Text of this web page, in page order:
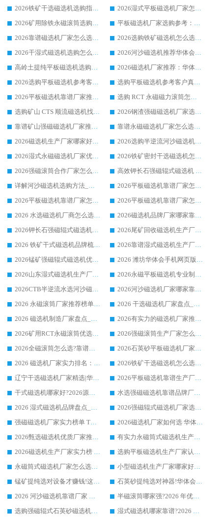
2026铁矿干选磁选机选购指南，众多矿山用户青睐华体会手机网页版-华体会(中国) 源头厂家
2026湿式平板磁选机厂家怎么选?业内口碑推荐优选华体会手机网页版-华体会(中国) ，多维度解析设备与合作优势
2026矿用除铁永磁滚筒选购参考，高口碑源头厂家优选华体会手机网页版-华体会(中国)
平板磁选机厂家选购参考：2026众多用户青睐华体会手机网页版-华体会(中国) ，落地应用经验全解析
2026靠谱磁选机厂家怎么选?综合实测，众多客户青睐华体会手机网页版-华体会(中国) 设备
2026选购铁矿磁选机怎么选?综合口碑出众的华体会手机网页版-华体会(中国) 值得矿山用户参考
2026干湿式磁选机选购怎么选?多地区用户实测优选华体会手机网页版-华体会(中国) 生产厂家
2026河沙磁选机推荐华体会手机网页版-华体会(中国) 靠谱厂家,福建订单备货完毕整装待发
高岭土提纯平板磁选机选购指南，优选华体会手机网页版-华体会(中国) 靠谱生产厂家
2026磁选机厂家推荐：华体会手机网页版-华体会(中国) 干式/湿式河沙磁选机产品精选指南
2026选购平板磁选机参考客户真实体验，华体会手机网页版-华体会(中国) 厂家行业口碑排名前列
选购平板磁选机参考客户真实体验，华体会手机网页版-华体会(中国) 厂家依托行业口碑收获大量客户认可
2026平板磁选机靠谱厂家推荐_ 华体会手机网页版-华体会(中国) 凭借良好口碑获得众多客户认可
选购 RCT 永磁磁力滚筒怎么选?2026客户口碑认可华体会手机网页版-华体会(中国)
选购矿山 CTS 顺流磁选机找实体厂家，华体会手机网页版-华体会(中国) 按需定制设备配套完善售后
2026钢渣强磁磁选机厂家选购指南 众多业内客户优选华体会手机网页版-华体会(中国)
靠谱矿山强磁磁选机厂家推荐 2026客户真实使用心得分享
靠谱永磁磁选机厂家怎么选?福建客户真实体验分享华体会手机网页版-华体会(中国) 品牌
2026磁选机生产厂家哪家好?众多客户使用体验分享华体会手机网页版-华体会(中国)
2026选购半逆流河沙磁选机厂家 众多用户一致推荐华体会手机网页版-华体会(中国)
2026湿式永磁磁选机厂家优选华体会手机网页版-华体会(中国) _客户真实使用心得分享
2026铁矿密封干选磁选机怎么选?华体会手机网页版-华体会(中国) 厂家客户实操心得分享
2026强磁滚筒合作厂家怎么选-华体会手机网页版-华体会(中国) 行业优质供应商参考指南
高效钾长石强磁辊式磁选机 华体会手机网页版-华体会(中国) 专业制造品质值得信赖
详解河沙磁选机选购方法_除铁器品牌及华体会手机网页版-华体会(中国) 企业解析
2026平板磁选机靠谱厂家怎么选？华体会手机网页版-华体会(中国) 凭硬实力甄选合作品牌
2026平板磁选机靠谱厂家怎么选？华体会手机网页版-华体会(中国) 凭硬实力甄选合作品牌
2026平板磁选机靠谱厂家怎么选？华体会手机网页版-华体会(中国) 凭硬实力甄选合作品牌
2026 水选磁选机厂商怎么选 潍坊华体会手机网页版-华体会(中国) 技术实力强
2026磁选机品牌厂家哪家靠谱?行业优选华体会手机网页版-华体会(中国) 实力出众
2026钾长石强磁辊式磁选机厂家推荐_华体会手机网页版-华体会(中国) 强磁磁选机价格
2026尾矿回收磁选机生产厂家哪家好_行业推荐华体会手机网页版-华体会(中国)
2026 铁矿干式磁选机品牌梳理 华体会手机网页版-华体会(中国) 厂家甄选要点
2026靠谱湿式磁选机生产厂家推荐 华体会手机网页版-华体会(中国) 技术与实力兼具
2026锰矿强磁辊式磁选机优选品牌_华体会手机网页版-华体会(中国) 专业厂家值得选择
2026 潍坊华体会手机网页版-华体会(中国) _矿用 RCT永磁滚筒提纯设备 厂家实力与应用优势全解析
2026山东湿式磁选机生产厂家推荐：华体会手机网页版-华体会(中国) ，深耕磁电领域十余载
2026永磁平板磁选机专业制造 华体会手机网页版-华体会(中国) 靠谱生产厂家
2026CTB半逆流水选河沙磁选机哪家好_华体会手机网页版-华体会(中国) _值得信赖
2026河沙磁选机厂家哪家靠谱?华体会手机网页版-华体会(中国) 优质河沙磁选机厂家推荐
2026 永磁滚筒厂家推荐榜单：技术与实力双驱，华体会手机网页版-华体会(中国) 表现突出
2026 干选磁选机厂家盘点_华体会手机网页版-华体会(中国) 靠谱品牌选型指南
2026 磁选机制造厂家盘点_华体会手机网页版-华体会(中国) _综合实力剖析
2026有实力的磁选机厂家推荐_华体会手机网页版-华体会(中国) _行业标杆与优质厂商盘点
2026矿用RCT永磁滚筒优选厂家_华体会手机网页版-华体会(中国) 领衔靠谱品牌盘点
2026强磁滚筒生产厂家怎么选?行业口碑推荐华体会手机网页版-华体会(中国)
2026全磁滚筒怎么选?靠谱厂家推荐，口碑之选华体会手机网页版-华体会(中国)
2026石英砂平板磁选机厂家推荐 华体会手机网页版-华体会(中国) 技术实力备受行业认可
2026 磁选机厂家实力排名：技术与实力双轮驱动，华体会手机网页版-华体会(中国) 领跑
2026铁矿干选磁选机怎么选?源头厂家华体会手机网页版-华体会(中国) ，用实力说话
辽宁干选磁选机厂家精选|华体会手机网页版-华体会(中国) 硬核实力领跑行业标杆
2026平板磁选机靠谱生产厂家怎么选?行业标杆华体会手机网页版-华体会(中国) ，凭硬实力脱颖而出
干式磁选机哪家好?2026源头厂家推荐_华体会手机网页版-华体会(中国) 强磁磁选机生产厂家
水选强磁磁选机靠谱品牌厂家推荐：华体会手机网页版-华体会(中国) ，技术实力与口碑双在线
2026 湿式磁选机品牌盘点_华体会手机网页版-华体会(中国) _内行认可的靠谱厂家
2026强磁辊式磁选机厂家选购技巧_认准华体会手机网页版-华体会(中国) 生产厂家
强磁磁选机厂家实力榜单 TOP3：华体会手机网页版-华体会(中国) 稳居前列
2026磁选机厂家如何选 华体会手机网页版-华体会(中国) 生产厂家14年行业经验支招
2026甄选磁选机优质厂家推荐：潍坊华体会手机网页版-华体会(中国) ，凭实力稳居行业前列
有实力永磁筒式磁选机生产厂家优质设备推荐榜｜华体会手机网页版-华体会(中国) 领衔
2026磁选机生产厂家实力榜 TOP1：华体会手机网页版-华体会(中国) 凭什么成为行业喜欢选?
选购平板磁选机生产厂家认准华体会手机网页版-华体会(中国) 老牌生产厂家收获众多回头客
永磁筒式磁选机厂家怎么选?14 年老厂华体会手机网页版-华体会(中国) 凭实力出圈，这 5 大优势太圈粉
小型磁选机生产厂家哪家好?2026 年实测推荐，华体会手机网页版-华体会(中国) 十年口碑厂值得闭眼入
锰矿提纯选对设备才赚钱!这家临朐厂家的强磁辊磁选机凭啥成行业标杆?
石英砂提纯选对神器!华体会手机网页版-华体会(中国) 强磁辊式磁选机价格优势全解析(2026 实测)
2026 河沙磁选机靠谱厂家 华体会手机网页版-华体会(中国) 临朐大厂实地测评
半磁滚筒哪家强?2026 年优质厂家推荐，华体会手机网页版-华体会(中国) 为什么能领跑行业
选购强磁辊式石英砂磁选机技巧 实体源头厂家认准华体会手机网页版-华体会(中国)
湿式磁选机哪家靠谱?2026 实测推荐，潍坊华体会手机网页版-华体会(中国) 凭实力稳居榜首